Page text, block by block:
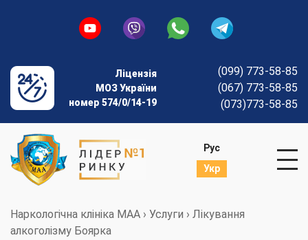
Ліцензія
МОЗ України
номер 574/0/14-19
(099) 773-58-85
(067) 773-58-85
(073)773-58-85
Рус
Укр
Наркологічна клініка МАА › Услуги › Лікування
алкоголізму Боярка